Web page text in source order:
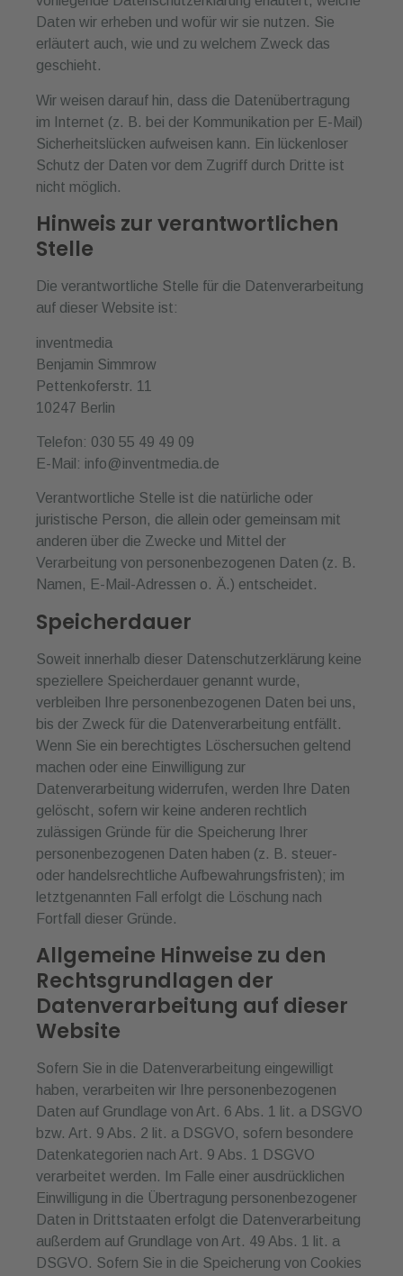
Daten wir erheben und wofür wir sie nutzen. Sie
erläutert auch, wie und zu welchem Zweck das
geschieht.
Wir weisen darauf hin, dass die Datenübertragung
im Internet (z. B. bei der Kommunikation per E-Mail)
Sicherheitslücken aufweisen kann. Ein lückenloser
Schutz der Daten vor dem Zugriff durch Dritte ist
nicht möglich.
Hinweis zur verantwortlichen
Stelle
Die verantwortliche Stelle für die Datenverarbeitung
auf dieser Website ist:
inventmedia
Benjamin Simmrow
Pettenkoferstr. 11
10247 Berlin
Telefon: 030 55 49 49 09
E-Mail: info@inventmedia.de
Verantwortliche Stelle ist die natürliche oder
juristische Person, die allein oder gemeinsam mit
anderen über die Zwecke und Mittel der
Verarbeitung von personenbezogenen Daten (z. B.
Namen, E-Mail-Adressen o. Ä.) entscheidet.
Speicherdauer
Soweit innerhalb dieser Datenschutzerklärung keine
speziellere Speicherdauer genannt wurde,
verbleiben Ihre personenbezogenen Daten bei uns,
bis der Zweck für die Datenverarbeitung entfällt.
Wenn Sie ein berechtigtes Löschersuchen geltend
machen oder eine Einwilligung zur
Datenverarbeitung widerrufen, werden Ihre Daten
gelöscht, sofern wir keine anderen rechtlich
zulässigen Gründe für die Speicherung Ihrer
personenbezogenen Daten haben (z. B. steuer-
oder handelsrechtliche Aufbewahrungsfristen); im
letztgenannten Fall erfolgt die Löschung nach
Fortfall dieser Gründe.
Allgemeine Hinweise zu den
Rechtsgrundlagen der
Datenverarbeitung auf dieser
Website
Sofern Sie in die Datenverarbeitung eingewilligt
haben, verarbeiten wir Ihre personenbezogenen
Daten auf Grundlage von Art. 6 Abs. 1 lit. a DSGVO
bzw. Art. 9 Abs. 2 lit. a DSGVO, sofern besondere
Datenkategorien nach Art. 9 Abs. 1 DSGVO
verarbeitet werden. Im Falle einer ausdrücklichen
Einwilligung in die Übertragung personenbezogener
Daten in Drittstaaten erfolgt die Datenverarbeitung
außerdem auf Grundlage von Art. 49 Abs. 1 lit. a
DSGVO. Sofern Sie in die Speicherung von Cookies